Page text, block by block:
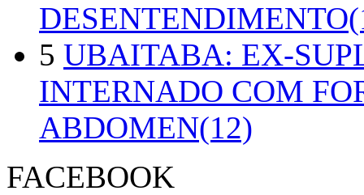
5 UBAITABA: EX-
INTERNADO COM
ABDOMEN(12)
FACEBOOK